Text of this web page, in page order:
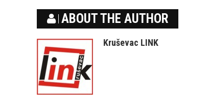
ABOUT THE AUTHOR
Kruševac LINK